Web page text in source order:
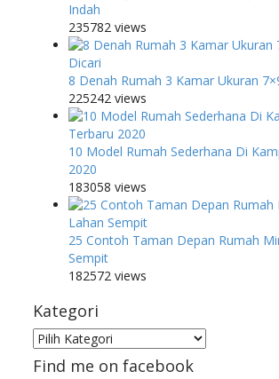
Indah
235782 views
8 Denah Rumah 3 Kamar Ukuran
225242 views
10 Model Rumah Sederhana Di
2020
183058 views
25 Contoh Taman Depan Rumah
Sempit
182572 views
Kategori
Kategori
Find me on facebook